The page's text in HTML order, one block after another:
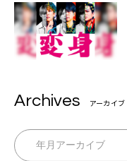
Archives アーカイブ